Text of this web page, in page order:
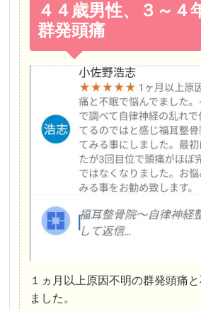
４４歳男性、３～４
群発頭痛
１ヵ月以上原因不明の群発頭痛
ました。